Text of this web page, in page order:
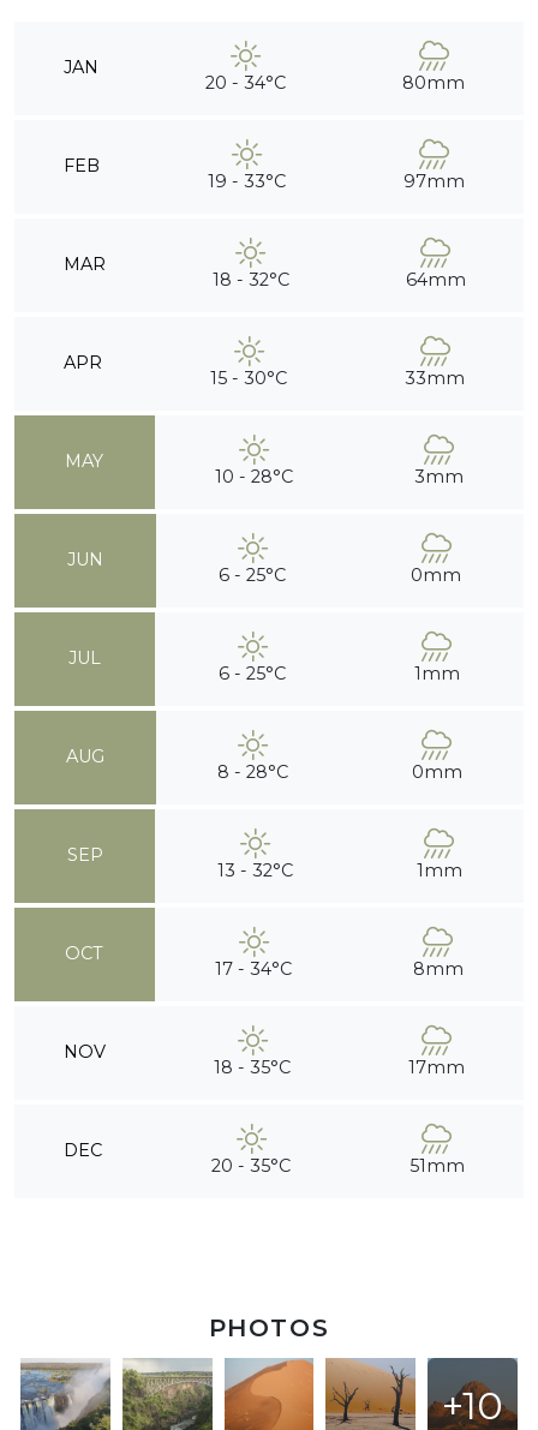
JAN
20 - 34°C 80mm
FEB
19 - 33°C 97mm
MAR
18 - 32°C 64mm
APR
15 - 30°C 33mm
MAY
10 - 28°C 3mm
JUN
6 - 25°C 0mm
JUL
6 - 25°C 1mm
AUG
8 - 28°C 0mm
SEP
13 - 32°C 1mm
OCT
17 - 34°C 8mm
NOV
18 - 35°C 17mm
DEC
20 - 35°C 51mm
PHOTOS
+10